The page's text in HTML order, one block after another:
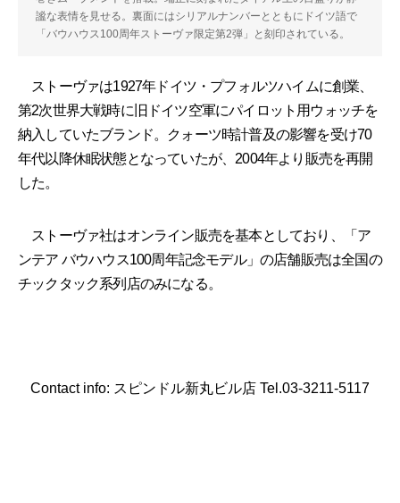
謐な表情を見せる。裏面にはシリアルナンバーとともにドイツ語で
「バウハウス100周年ストーヴァ限定第2弾」と刻印されている。
ストーヴァは1927年ドイツ・プフォルツハイムに創業、
第2次世界大戦時に旧ドイツ空軍にパイロット用ウォッチを
納入していたブランド。クォーツ時計普及の影響を受け70
年代以降休眠状態となっていたが、2004年より販売を再開
した。
ストーヴァ社はオンライン販売を基本としており、「ア
ンテア バウハウス100周年記念モデル」の店舗販売は全国の
チックタック系列店のみになる。
Contact info: スピンドル新丸ビル店 Tel.03-3211-5117